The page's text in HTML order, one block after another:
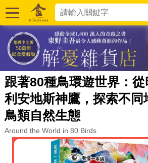
跟著80種鳥環遊世界：
利安地斯神鷹，探索不同
鳥類自然生態
Around the World in 80 Birds